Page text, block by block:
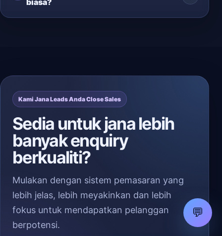
biasa?
Kami Jana Leads Anda Close Sales
Sedia untuk jana lebih
banyak enquiry
berkualiti?
Mulakan dengan sistem pemasaran yang
lebih jelas, lebih meyakinkan dan lebih
fokus untuk mendapatkan pelanggan
berpotensi.
💬